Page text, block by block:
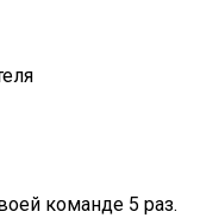
команде 5 раз.